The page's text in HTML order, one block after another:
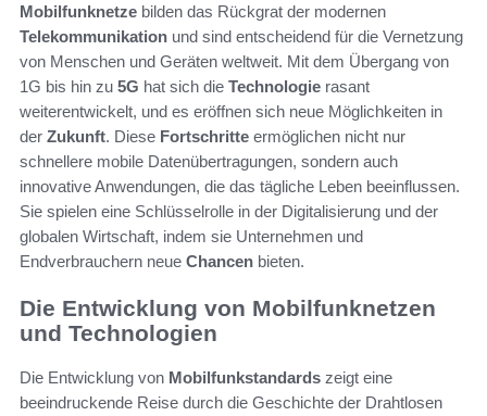
Mobilfunknetze bilden das Rückgrat der modernen
Telekommunikation und sind entscheidend für die Vernetzung
von Menschen und Geräten weltweit. Mit dem Übergang von
1G bis hin zu 5G hat sich die Technologie rasant
weiterentwickelt, und es eröffnen sich neue Möglichkeiten in
der Zukunft. Diese Fortschritte ermöglichen nicht nur
schnellere mobile Datenübertragungen, sondern auch
innovative Anwendungen, die das tägliche Leben beeinflussen.
Sie spielen eine Schlüsselrolle in der Digitalisierung und der
globalen Wirtschaft, indem sie Unternehmen und
Endverbrauchern neue Chancen bieten.
Die Entwicklung von Mobilfunknetzen
und Technologien
Die Entwicklung von Mobilfunkstandards zeigt eine
beeindruckende Reise durch die Geschichte der Drahtlosen